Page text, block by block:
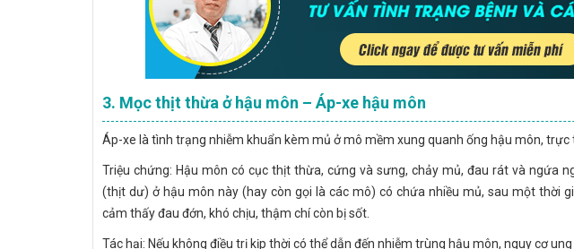
3. Mọc thịt thừa ở hậu môn – Áp-xe hậu môn
Áp-xe là tình trạng nhiễm khuẩn kèm mủ ở mô mềm xung quanh ống hậu môn, trực
Triệu chứng: Hậu môn có cục thịt thừa, cứng và sưng, chảy mủ, đau rát và ngứa
(thịt dư) ở hậu môn này (hay còn gọi là các mô) có chứa nhiều mủ, sau một thời
cảm thấy đau đớn, khó chịu, thậm chí còn bị sốt.
Tác hại: Nếu không điều trị kịp thời có thể dẫn đến nhiễm trùng hậu môn, nguy cơ